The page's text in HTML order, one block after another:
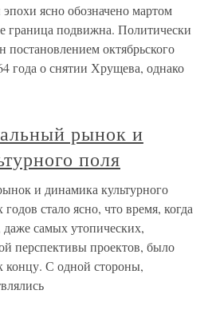
эпохи ясно обозначено мартом
граница подвижна. Политически
постановлением октябрьского
о снятии Хрущева, однако
рынок и
поля
и динамика культурного
стало ясно, что время, когда
самых утопических,
перспективы проектов, было
С одной стороны,